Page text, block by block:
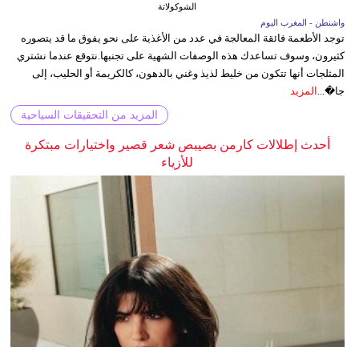
الشوكولاتة
واشنطن - المغرب اليوم
توجد الأطعمة فائقة المعالجة في عدد من الأغذية على نحو يفوق ما قد يتصوره
كثيرون، وسوف تساعدك هذه الوصفات الشهية على تجنبها.نتوقع عندما نشتري
المثلجات أنها تتكون من خليط لذيذ وغني بالدهون، كالكريمة أو الحليب، إلى
جا�... المزيد
المزيد من التحقيقات السياحية
أحدث إطلالات كارمن بصيبص شعر قصير واختيارات مبتكرة
للأزياء